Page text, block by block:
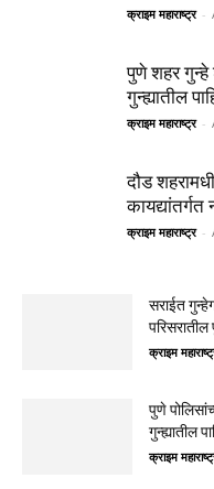
क्राइम महाराष्ट्र -
पुणे शहर गुन्हे
गुन्ह्यातील
क्राइम महाराष्ट्र -
दौड
कायद्यांतर्गत
क्राइम महाराष्ट्र -
सराईत
क्राइम
पुणे
गुन्ह्यातील
क्राइम